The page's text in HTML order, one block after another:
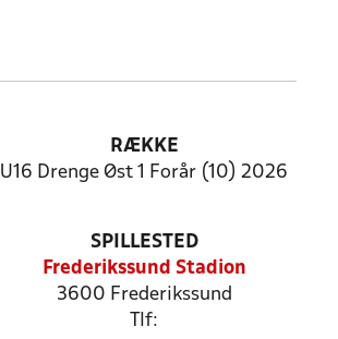
RÆKKE
U16 Drenge Øst 1 Forår (10) 2026
SPILLESTED
Frederikssund Stadion
3600 Frederikssund
Tlf: